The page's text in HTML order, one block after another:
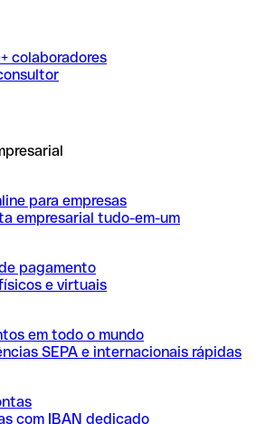
colaboradores
para empresas
empresarial tudo-em-um
pagamento
e virtuais
em todo o mundo
SEPA e internacionais rápidas
com IBAN dedicado